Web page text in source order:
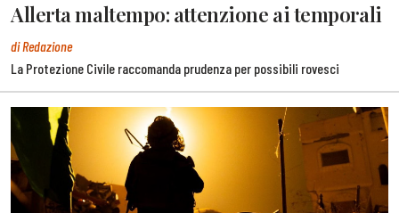
Allerta maltempo: attenzione ai temporali
di Redazione
La Protezione Civile raccomanda prudenza per possibili rovesci